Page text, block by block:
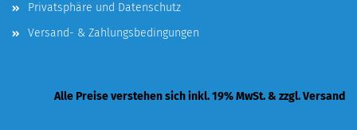
Privatsphäre und Datenschutz
Versand- & Zahlungsbedingungen
Alle Preise verstehen sich inkl. 19% MwSt. & zzgl. Versand